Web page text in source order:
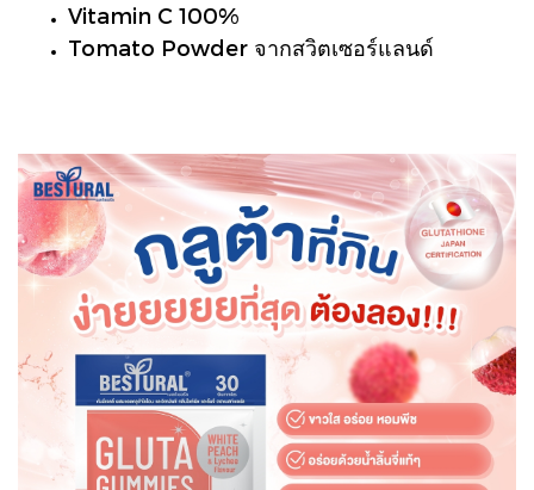
Vitamin C 100%
Tomato Powder จากสวิตเซอร์แลนด์